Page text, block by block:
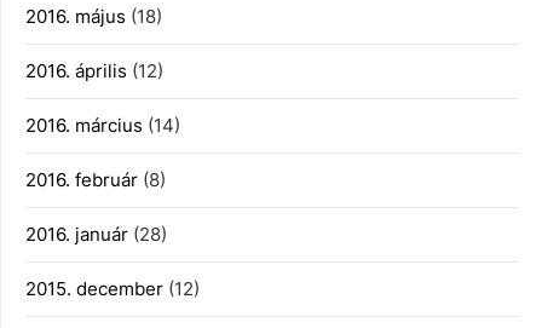
2016. május (18)
2016. április (12)
2016. március (14)
2016. február (8)
2016. január (28)
2015. december (12)